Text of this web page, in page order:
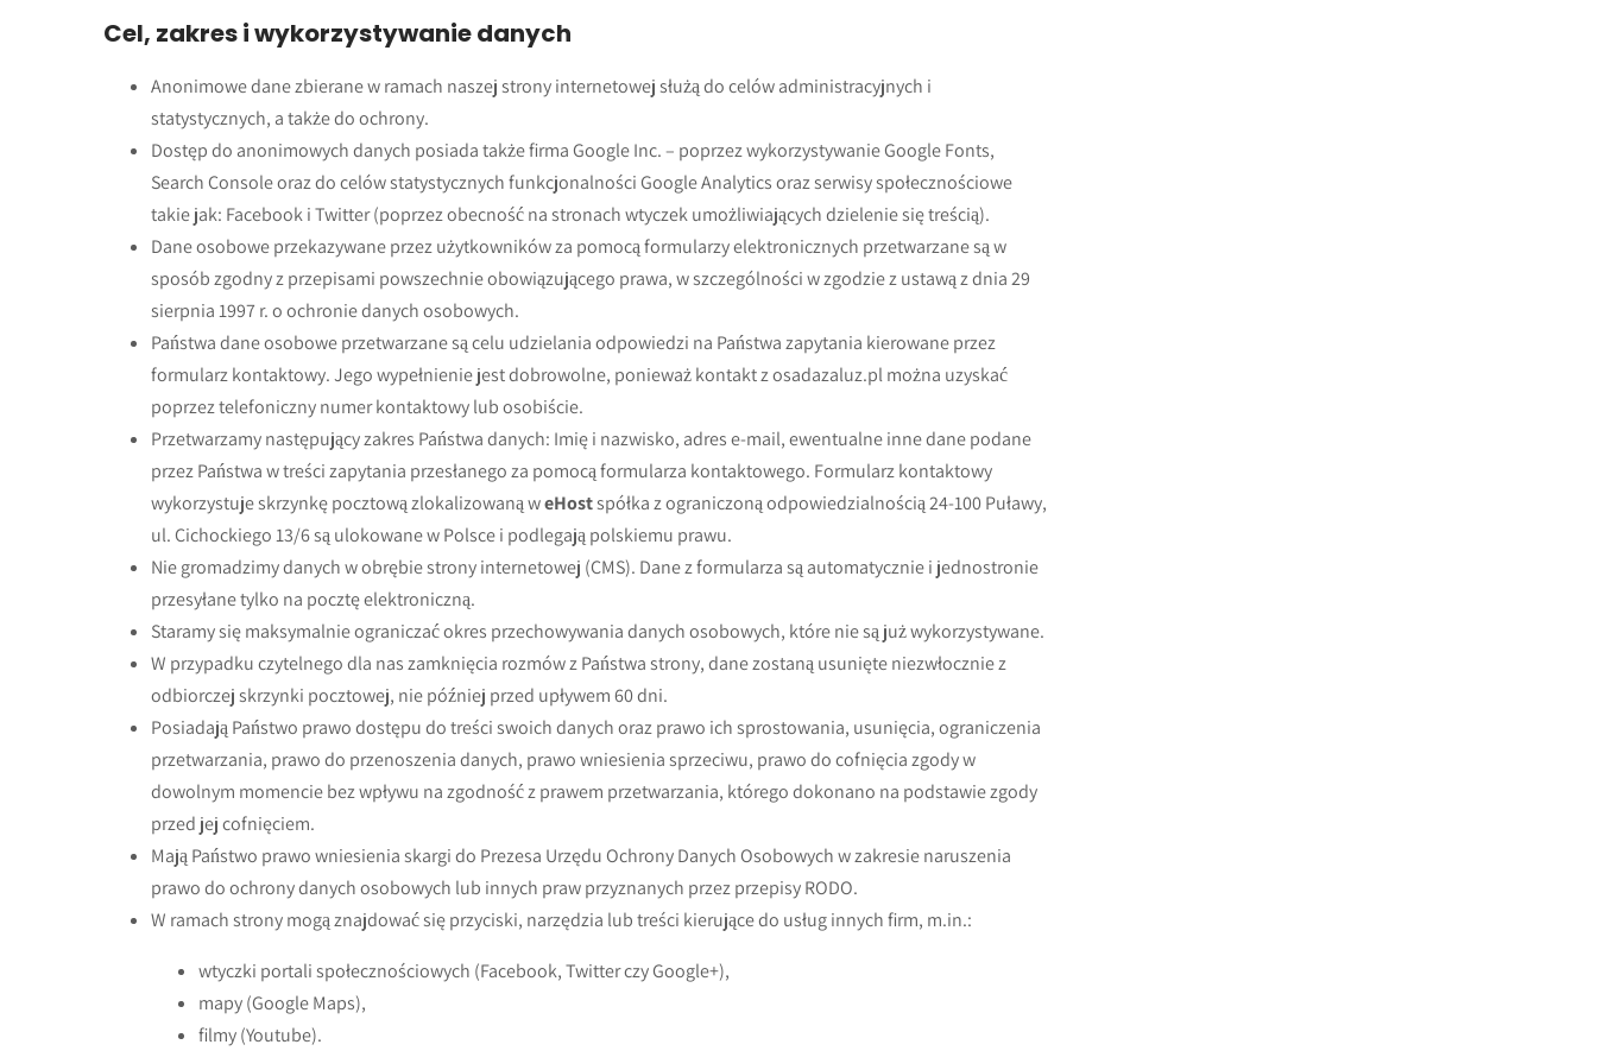
Cel, zakres i wykorzystywanie danych
Anonimowe dane zbierane w ramach naszej strony internetowej służą do celów administracyjnych i
statystycznych, a także do ochrony.
Dostęp do anonimowych danych posiada także firma Google Inc. – poprzez wykorzystywanie Google Fonts,
Search Console oraz do celów statystycznych funkcjonalności Google Analytics oraz serwisy społecznościowe
takie jak: Facebook i Twitter (poprzez obecność na stronach wtyczek umożliwiających dzielenie się treścią).
Dane osobowe przekazywane przez użytkowników za pomocą formularzy elektronicznych przetwarzane są w
sposób zgodny z przepisami powszechnie obowiązującego prawa, w szczególności w zgodzie z ustawą z dnia 29
sierpnia 1997 r. o ochronie danych osobowych.
Państwa dane osobowe przetwarzane są celu udzielania odpowiedzi na Państwa zapytania kierowane przez
formularz kontaktowy. Jego wypełnienie jest dobrowolne, ponieważ kontakt z osadazaluz.pl można uzyskać
poprzez telefoniczny numer kontaktowy lub osobiście.
Przetwarzamy następujący zakres Państwa danych: Imię i nazwisko, adres e-mail, ewentualne inne dane podane
przez Państwa w treści zapytania przesłanego za pomocą formularza kontaktowego. Formularz kontaktowy
wykorzystuje skrzynkę pocztową zlokalizowaną weHostspółka z ograniczoną odpowiedzialnością 24-100 Puławy,
ul. Cichockiego 13/6 są ulokowane w Polsce i podlegają polskiemu prawu.
Nie gromadzimy danych w obrębie strony internetowej (CMS). Dane z formularza są automatycznie i jednostronie
przesyłane tylko na pocztę elektroniczną.
Staramy się maksymalnie ograniczać okres przechowywania danych osobowych, które nie są już wykorzystywane.
W przypadku czytelnego dla nas zamknięcia rozmów z Państwa strony, dane zostaną usunięte niezwłocznie z
odbiorczej skrzynki pocztowej, nie później przed upływem 60 dni.
Posiadają Państwo prawo dostępu do treści swoich danych oraz prawo ich sprostowania, usunięcia, ograniczenia
przetwarzania, prawo do przenoszenia danych, prawo wniesienia sprzeciwu, prawo do cofnięcia zgody w
dowolnym momencie bez wpływu na zgodność z prawem przetwarzania, którego dokonano na podstawie zgody
przed jej cofnięciem.
Mają Państwo prawo wniesienia skargi do Prezesa Urzędu Ochrony Danych Osobowych w zakresie naruszenia
prawo do ochrony danych osobowych lub innych praw przyznanych przez przepisy RODO.
W ramach strony mogą znajdować się przyciski, narzędzia lub treści kierujące do usług innych firm, m.in.:
wtyczki portali społecznościowych (Facebook, Twitter czy Google+),
mapy (Google Maps),
filmy (Youtube).